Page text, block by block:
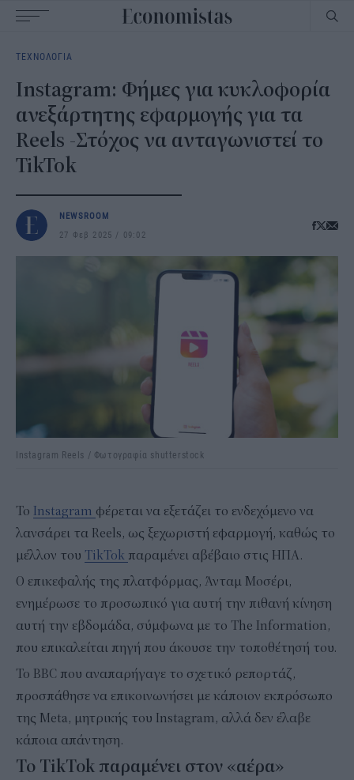
navigation
ΤΕΧΝΟΛΟΓΙΑ
Instagram: Φήμες για κυκλοφορία
ανεξάρτητης εφαρμογής για τα
Reels -Στόχος να ανταγωνιστεί το
TikTok
NEWSROOM
27 Φεβ 2025
09:02
Instagram Reels / Φωτογραφία shutterstock
Το Instagram φέρεται να εξετάζει το ενδεχόμενο να
λανσάρει τα Reels, ως ξεχωριστή εφαρμογή, καθώς το
μέλλον του TikTok παραμένει αβέβαιο στις ΗΠΑ.
Ο επικεφαλής της πλατφόρμας, Άνταμ Μοσέρι,
ενημέρωσε το προσωπικό για αυτή την πιθανή κίνηση
αυτή την εβδομάδα, σύμφωνα με το The Information,
που επικαλείται πηγή που άκουσε την τοποθέτησή του.
To BBC που αναπαρήγαγε το σχετικό ρεπορτάζ,
προσπάθησε να επικοινωνήσει με κάποιον εκπρόσωπο
της Meta, μητρικής του Instagram, αλλά δεν έλαβε
κάποια απάντηση.
Το TikTok παραμένει στον «αέρα»